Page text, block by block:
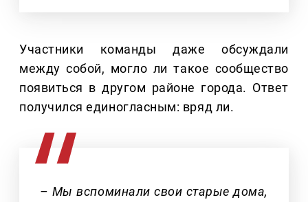
Участники команды даже обсуждали
между собой, могло ли такое сообщество
появиться в другом районе города. Ответ
получился единогласным: вряд ли.
– Мы вспоминали свои старые дома,